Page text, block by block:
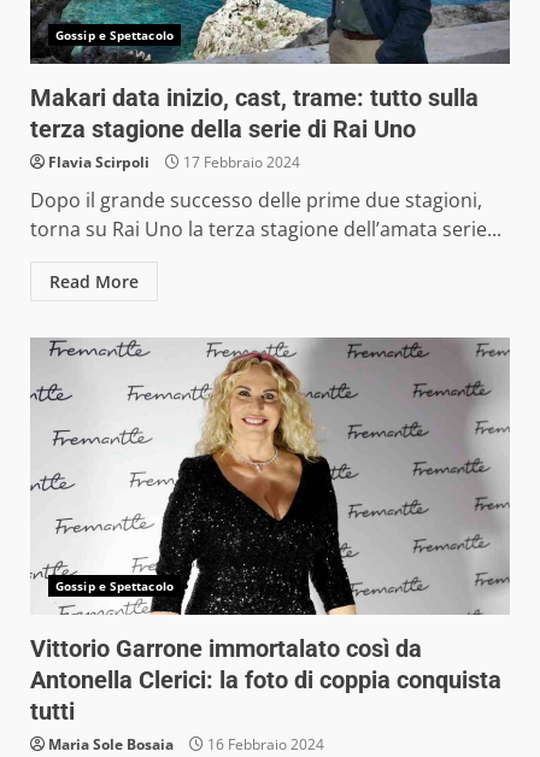
Gossip e Spettacolo
Makari data inizio, cast, trame: tutto sulla
terza stagione della serie di Rai Uno
Flavia Scirpoli 17 Febbraio 2024
Dopo il grande successo delle prime due stagioni,
torna su Rai Uno la terza stagione dell’amata serie...
Read More
Gossip e Spettacolo
Vittorio Garrone immortalato così da
Antonella Clerici: la foto di coppia conquista
tutti
Maria Sole Bosaia 16 Febbraio 2024